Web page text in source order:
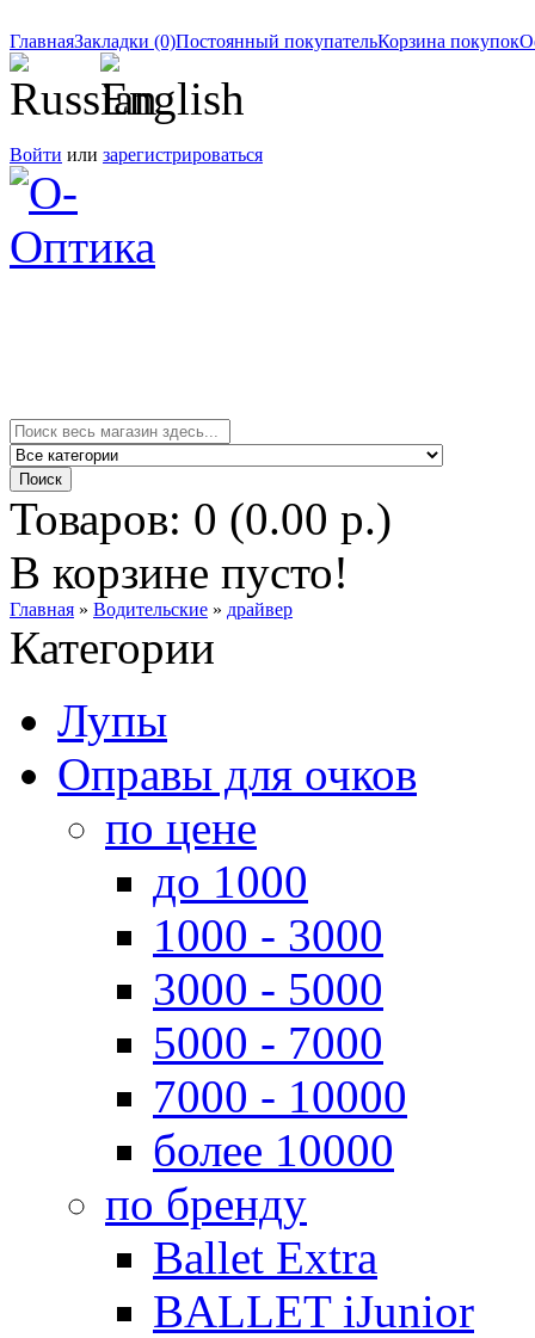
ГлавнаяЗакладки (0)Постоянный покупательКорзина покупок
Войти или зарегистрироваться
Товаров: 0 (0.00 р.)
В корзине пусто!
Главная » Водительские » драйвер
Категории
Лупы
Оправы для очков
по цене
до 1000
1000 - 3000
3000 - 5000
5000 - 7000
7000 - 10000
более 10000
по бренду
Ballet Extra
BALLET iJunior